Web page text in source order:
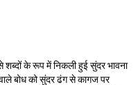
शब्दों के रूप में निकली हुई सुंदर भावना
बोध को सुंदर ढंग से कागज पर